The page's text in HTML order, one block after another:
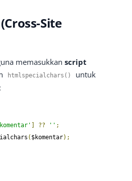
Site
memasukkan script
htmlspecialchars ()
untuk
?? '' ;
( $komentar);